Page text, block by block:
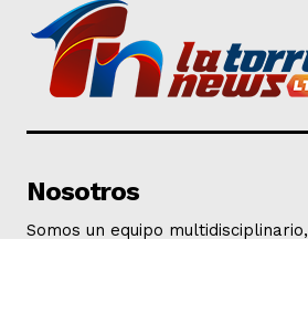
Nosotros
Somos un equipo multidisciplinario,